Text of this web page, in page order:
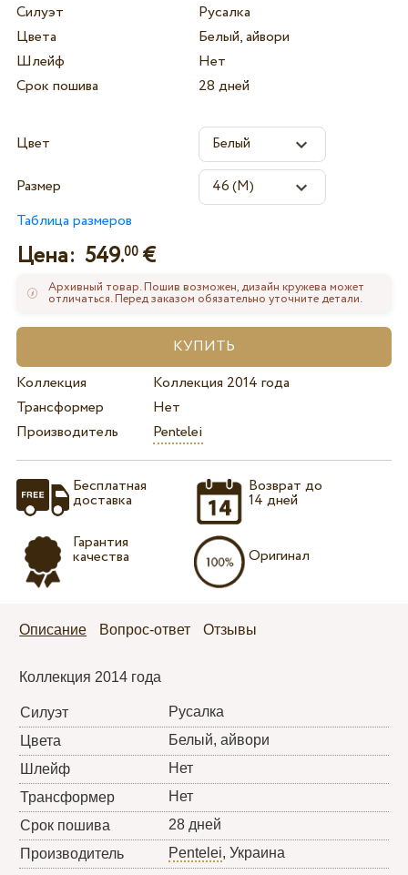
Силуэт
Русалка
Цвета
Белый, айвори
Шлейф
Нет
Срок пошива
28 дней
Цвет
Размер
Таблица размеров
Цена: 549.00€
Архивный товар. Пошив возможен, дизайн кружева может
отличаться. Перед заказом обязательно уточните детали.
Коллекция
Коллекция 2014 года
Трансформер
Нет
Производитель
Pentelei
Бесплатная
доставка
Гарантия
качества
Возврат до
14 дней
Оригинал
Описание Вопрос-ответ Отзывы
Коллекция 2014 года
Силуэт
Русалка
Цвета
Белый, айвори
Шлейф
Нет
Трансформер
Нет
Срок пошива
28 дней
Производитель
Pentelei, Украина